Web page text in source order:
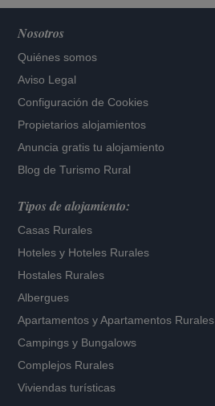
Nosotros
Quiénes somos
Aviso Legal
Configuración de Cookies
Propietarios alojamientos
Anuncia gratis tu alojamiento
Blog de Turismo Rural
Tipos de alojamiento:
Casas Rurales
Hoteles y Hoteles Rurales
Hostales Rurales
Albergues
Apartamentos yApartamentos Rurales
Campings y Bungalows
Complejos Rurales
Viviendas turísticas